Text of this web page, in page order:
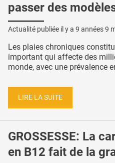
passer des
Actualité publiée il y a 9 années 9
Les plaies chroniques
important qui affecte des
monde, avec une prévalence
LIRE LA SUITE
GROSSESSE: La
en B12 fait de la